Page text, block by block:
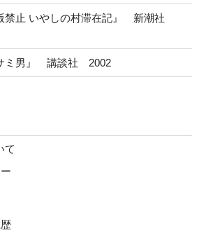
禁止 いやしの村滞在記』 新潮社
ミ男』 講談社 2002
て